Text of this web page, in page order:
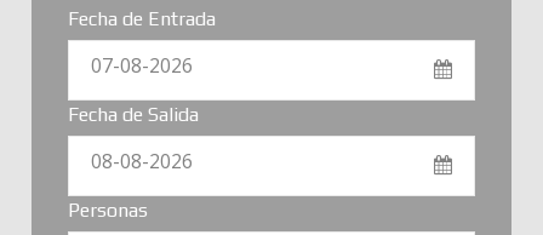
Fecha de Entrada
07-08-2026
Fecha de Salida
08-08-2026
Personas